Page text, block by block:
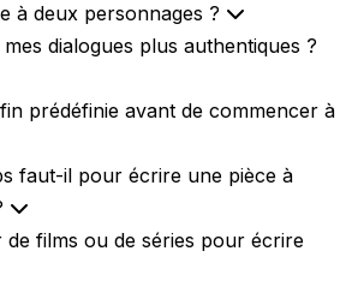
à deux personnages ?
dialogues plus authentiques ?
prédéfinie avant de commencer à
faut-il pour écrire une pièce à
de films ou de séries pour écrire